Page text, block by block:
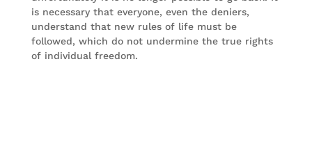
is necessary that everyone, even the deniers,
understand that new rules of life must be
followed, which do not undermine the true rights
of individual freedom.